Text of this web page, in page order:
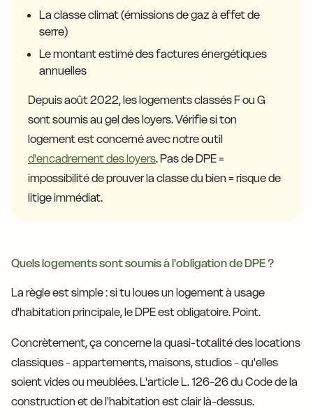
La classe climat (émissions de gaz à effet de
serre)
Le montant estimé des factures énergétiques
annuelles
Depuis août 2022, les logements classés F ou G
sont soumis au gel des loyers. Vérifie si ton
logement est concerné avec notre outil
d'encadrement des loyers. Pas de DPE =
impossibilité de prouver la classe du bien = risque de
litige immédiat.
Quels logements sont soumis à l'obligation de DPE ?
La règle est simple : si tu loues un logement à usage
d'habitation principale, le DPE est obligatoire. Point.
Concrètement, ça concerne la quasi-totalité des locations
classiques - appartements, maisons, studios - qu'elles
soient vides ou meublées. L'article L. 126-26 du Code de la
construction et de l'habitation est clair là-dessus.